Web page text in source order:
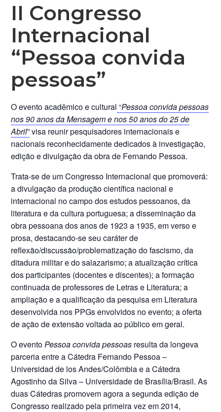
II Congresso
Internacional
“Pessoa convida
pessoas”
O evento acadêmico e cultural “Pessoa convida pessoas
nos 90 anos da Mensagem e nos 50 anos do 25 de
Abril”visa reunir pesquisadores internacionais e
nacionais reconhecidamente dedicados à investigação,
edição e divulgação da obra de Fernando Pessoa.
Trata-se de um Congresso Internacional que promoverá:
a divulgação da produção científica nacional e
internacional no campo dos estudos pessoanos, da
literatura e da cultura portuguesa; a disseminação da
obra pessoana dos anos de 1923 a 1935, em verso e
prosa, destacando-se seu caráter de
reflexão/discussão/problematização do fascismo, da
ditadura militar e do salazarismo; a atualização crítica
dos participantes (docentes e discentes); a formação
continuada de professores de Letras e Literatura; a
ampliação e a qualificação da pesquisa em Literatura
desenvolvida nos PPGs envolvidos no evento; a oferta
de ação de extensão voltada ao público em geral.
O eventoPessoa convida pessoas resulta da longeva
parceria entre a Cátedra Fernando Pessoa –
Universidad de los Andes/Colômbia e a Cátedra
Agostinho da Silva – Universidade de Brasília/Brasil. As
duas Cátedras promovem agora a segunda edição de
Congresso realizado pela primeira vez em 2014,